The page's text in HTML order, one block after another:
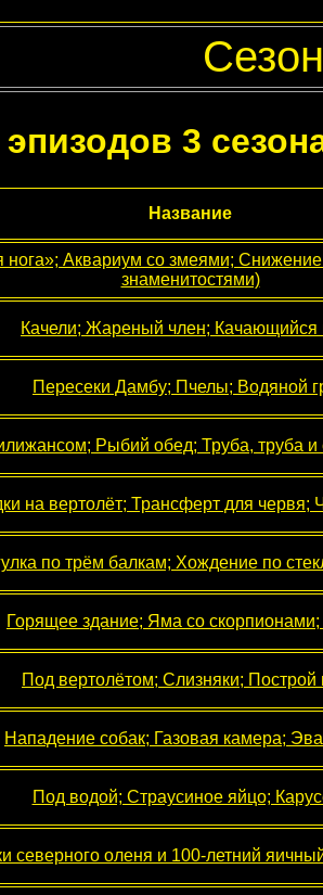
3
Название
нога»; Аквариум со змеями;
знаменитостями)
Качели; Жареный член; Качающийся
Пересеки Дамбу; Пчелы; Водяной
Рыбий обед; Труба, труба и
на вертолёт; Трансферт для червя;
по трём балкам; Хождение по
Горящее здание; Яма со
Под вертолётом; Слизняки; Построй
Нападение собак; Газовая камера;
Под водой; Страусиное яйцо;
северного оленя и 100-летний